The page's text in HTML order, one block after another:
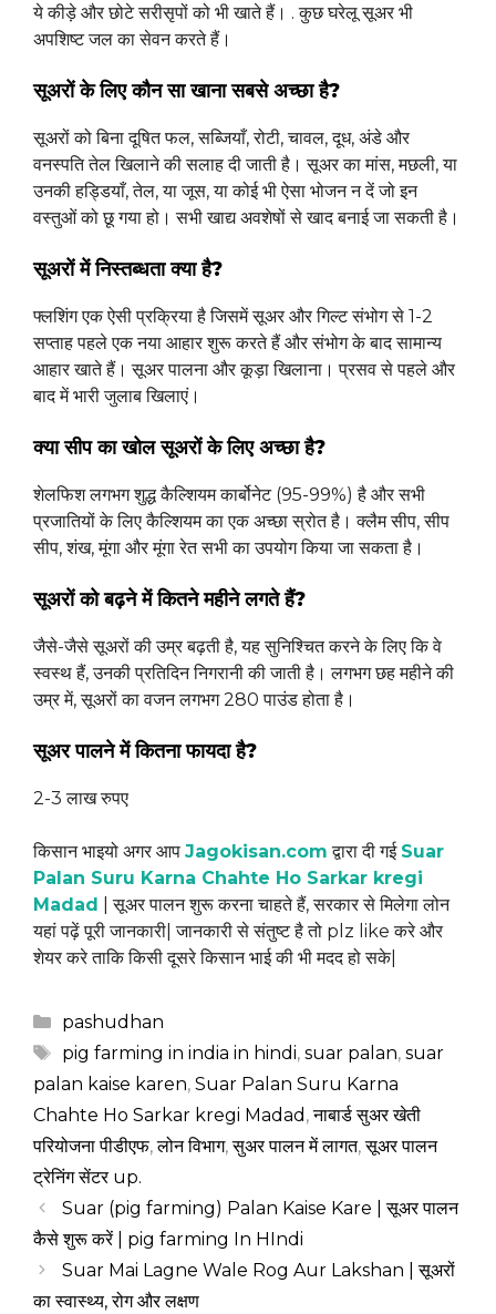
ये कीड़े और छोटे सरीसृपों को भी खाते हैं। . कुछ घरेलू सूअर भी
अपशिष्ट जल का सेवन करते हैं।
सूअरों के लिए कौन सा खाना सबसे अच्छा है?
सूअरों को बिना दूषित फल, सब्जियाँ, रोटी, चावल, दूध, अंडे और
वनस्पति तेल खिलाने की सलाह दी जाती है। सूअर का मांस, मछली, या
उनकी हड्डियाँ, तेल, या जूस, या कोई भी ऐसा भोजन न दें जो इन
वस्तुओं को छू गया हो। सभी खाद्य अवशेषों से खाद बनाई जा सकती है।
सूअरों में निस्तब्धता क्या है?
फ्लशिंग एक ऐसी प्रक्रिया है जिसमें सूअर और गिल्ट संभोग से 1-2
सप्ताह पहले एक नया आहार शुरू करते हैं और संभोग के बाद सामान्य
आहार खाते हैं। सूअर पालना और कूड़ा खिलाना। प्रसव से पहले और
बाद में भारी जुलाब खिलाएं।
क्या सीप का खोल सूअरों के लिए अच्छा है?
शेलफिश लगभग शुद्ध कैल्शियम कार्बोनेट (95-99%) है और सभी
प्रजातियों के लिए कैल्शियम का एक अच्छा स्रोत है। क्लैम सीप, सीप
सीप, शंख, मूंगा और मूंगा रेत सभी का उपयोग किया जा सकता है।
सूअरों को बढ़ने में कितने महीने लगते हैं?
जैसे-जैसे सूअरों की उम्र बढ़ती है, यह सुनिश्चित करने के लिए कि वे
स्वस्थ हैं, उनकी प्रतिदिन निगरानी की जाती है। लगभग छह महीने की
उम्र में, सूअरों का वजन लगभग 280 पाउंड होता है।
सूअर पालने में कितना फायदा है?
2-3 लाख रुपए
किसान भाइयो अगर आप Jagokisan.com द्वारा दी गई Suar
Palan Suru Karna Chahte Ho Sarkar kregi
Madad
| सूअर पालन शुरू करना चाहते हैं, सरकार से मिलेगा लोन
यहां पढ़ें पूरी जानकारी| जानकारी से संतुष्ट है तो plz like करे और
शेयर करे ताकि किसी दूसरे किसान भाई की भी मदद हो सके|
Categories
pashudhan
Tags
pig farming in india in hindi, suar palan, suar
palan kaise karen, Suar Palan Suru Karna
Chahte Ho Sarkar kregi Madad ,नाबार्ड सुअर खेती
परियोजना पीडीएफ,लोन विभाग,सुअर पालन में लागत,सूअर पालन
ट्रेनिंग सेंटर up.
Suar (pig farming) Palan Kaise Kare | सूअर पालन
कैसे शुरू करें | pig farming In HIndi
Suar Mai Lagne Wale Rog Aur Lakshan | सूअरों
का स्वास्थ्य, रोग और लक्षण